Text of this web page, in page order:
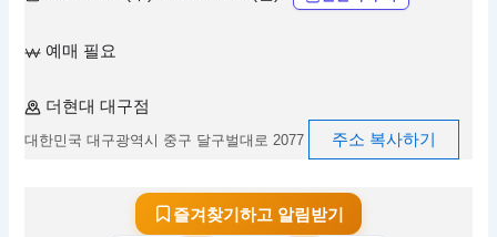
예매 필요
더현대 대구점
대한민국 대구광역시 중구 달구벌대로 2077 주소 복사하기
즐겨찾기하고 알림받기